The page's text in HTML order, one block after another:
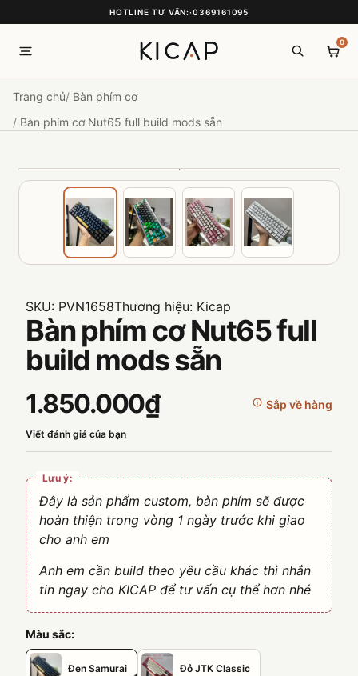
HOTLINE TƯ VẤN:·0369161095
0
Trang chủ
Bàn phím cơ
Bàn phím cơ Nut65 full build mods sẵn
Bàn phím cơ Nut65 full
build mods sẵn
SKU: PVN1658Thương hiệu: Kicap
1.850.000₫ Sắp về hàng
Viết đánh giá của bạn
Lưu ý:
Đây là sản phẩm custom, bàn phím sẽ được
hoàn thiện trong vòng 1 ngày trước khi giao
cho anh em
Anh em cần build theo yêu cầu khác thì nhắn
tin ngay cho KICAP để tư vấn cụ thể hơn nhé
Màu sắc:
Đen Samurai Đỏ JTK Classic